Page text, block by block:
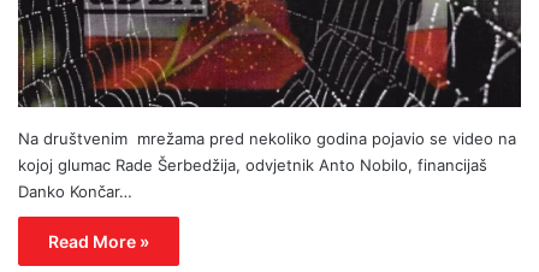
Na društvenim mrežama pred nekoliko godina pojavio se video na
kojoj glumac Rade Šerbedžija, odvjetnik Anto Nobilo, financijaš
Danko Končar…
Read More »